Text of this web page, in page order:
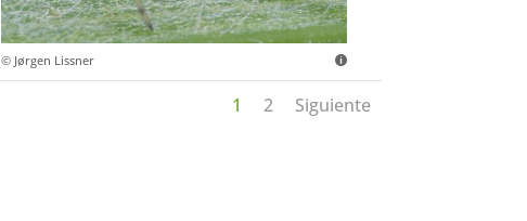
© Jørgen Lissner
1 2 Siguiente